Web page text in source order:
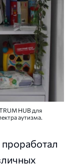
HUB для
аутизма.